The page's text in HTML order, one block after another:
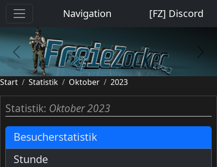
Navigation [FZ] Discord
previous next
Start Statistik Oktober 2023
Statistik: Oktober 2023
Besucherstatistik
Stunde